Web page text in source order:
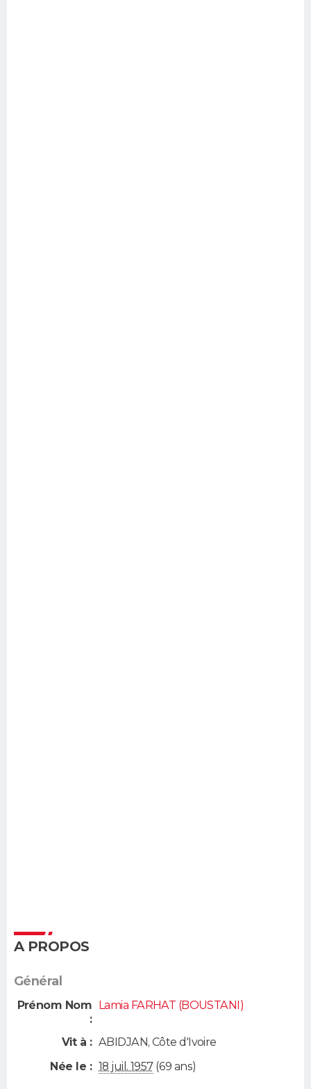
A PROPOS
Général
Prénom Nom
:
Lamia FARHAT (BOUSTANI)
Vit à : ABIDJAN, Côte d'Ivoire
Née le : 18 juil. 1957(69 ans)